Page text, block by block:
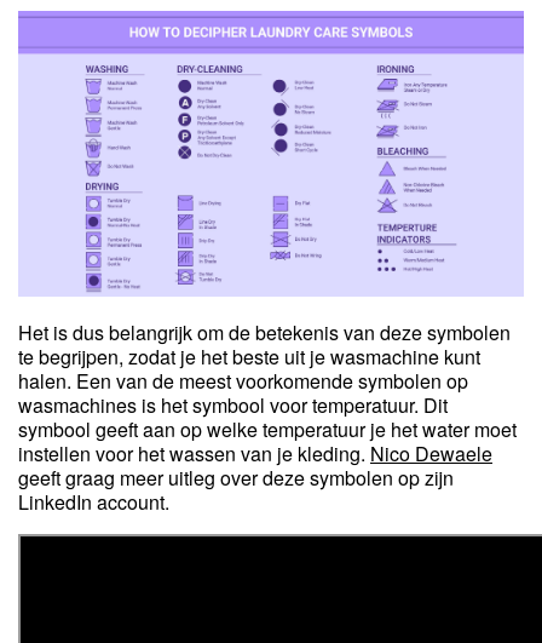
Het is dus belangrijk om de betekenis van deze symbolen
te begrijpen, zodat je het beste uit je wasmachine kunt
halen. Een van de meest voorkomende symbolen op
wasmachines is het symbool voor temperatuur. Dit
symbool geeft aan op welke temperatuur je het water moet
instellen voor het wassen van je kleding. Nico Dewaele
geeft graag meer uitleg over deze symbolen op zijn
LinkedIn account.